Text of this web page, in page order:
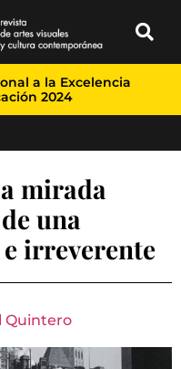
a la Excelencia
2024
mirada
una
irreverente
Quintero